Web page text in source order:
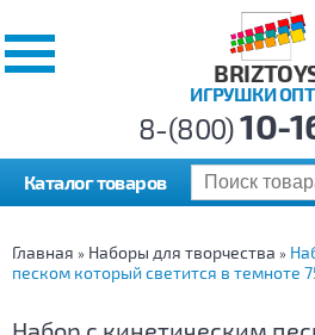
ИГРУШКИ
8-(800)10-
Каталог товаров
Главная » Наборы для творчества »
песком который светится в темноте